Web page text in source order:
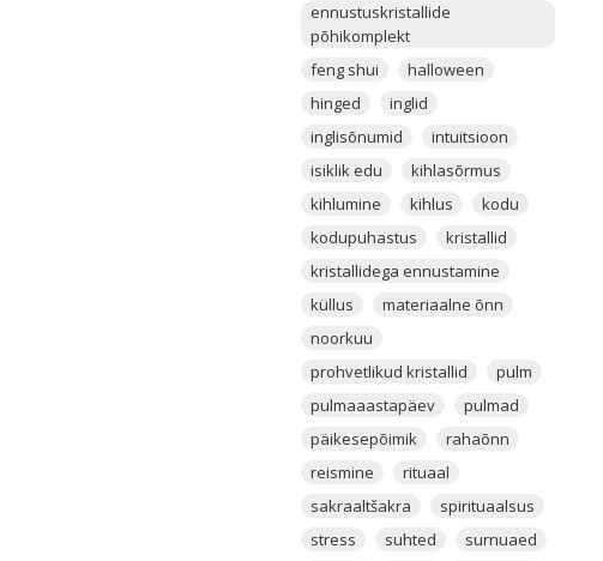
ennustuskristallide
põhikomplekt
feng shui
halloween
hinged
inglid
inglisõnumid
intuitsioon
isiklik edu
kihlasõrmus
kihlumine
kihlus
kodu
kodupuhastus
kristallid
kristallidega ennustamine
küllus
materiaalne õnn
noorkuu
prohvetlikud kristallid
pulm
pulmaaastapäev
pulmad
päikesepõimik
rahaõnn
reismine
rituaal
sakraaltšakra
spirituaalsus
stress
suhted
surnuaed